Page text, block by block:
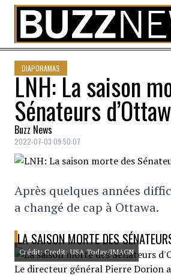
Skip to content
DIAPORAMAS
LNH: La saison
Sénateurs
Buzz News
2022-07-03 09:50:07
Après quelques années
a changé de cap à Ottawa.
LA SAISON MORTE DES
Crédit: Credit: USA Today/IMAGN
Le directeur général Pierre Dorion